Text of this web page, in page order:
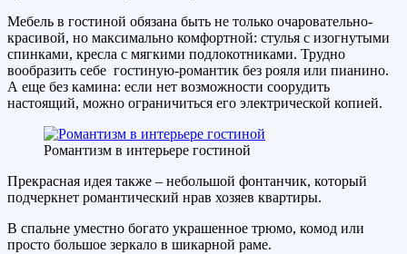
Мебель в гостиной обязана быть не только очаровательно-
красивой, но максимально комфортной: стулья с изогнутыми
спинками, кресла с мягкими подлокотниками. Трудно
вообразить себе гостиную-романтик без рояля или пианино.
А еще без камина: если нет возможности соорудить
настоящий, можно ограничиться его электрической копией.
Романтизм в интерьере гостиной
Прекрасная идея также – небольшой фонтанчик, который
подчеркнет романтический нрав хозяев квартиры.
В спальне уместно богато украшенное трюмо, комод или
просто большое зеркало в шикарной раме.